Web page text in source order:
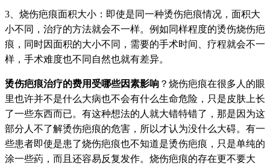
3、烧伤疤痕面积大小：即使是同一种烫伤疤痕情况，面积大
小不同，治疗的方法就会不一样。例如同样程度的烫伤烧伤疤
痕，同时因面积的大小不同，需要的手术时间、疗程就会不一
样，手术难度也不同自然也就有差异。
烫伤疤痕治疗的费用受哪些因素影响 ？烧伤疤痕在很多人的眼
里也许并不是什么大病也不会有什么生命危险，只是皮肤上长
了一些东西而已。有这种想法的人就大错特错了，那是因为这
部分人不了解烫伤疤痕的危害，所以才认为没什么大碍。有一
些患者即使是患了烧伤疤痕也不知道是烫伤疤痕，只是单纯的
涂一些葯，而且还容易反复发作。烧伤疤痕的存在更不要大